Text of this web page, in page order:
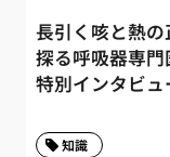
長引く咳と熱の
探る呼吸器専門
特別インタビ
知識